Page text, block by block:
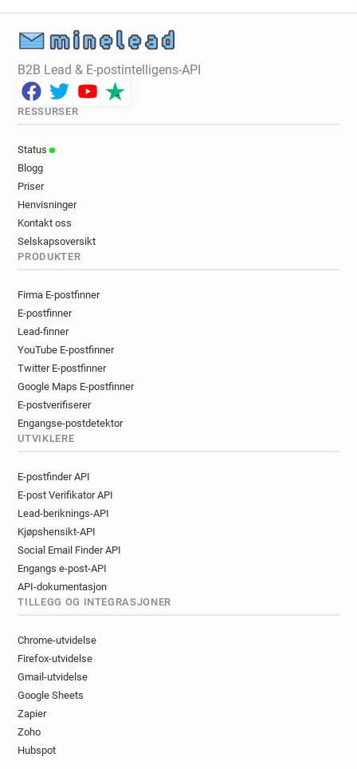
B2B Lead & E-postintelligens-API
RESSURSER
Status
Blogg
Priser
Henvisninger
Kontakt oss
Selskapsoversikt
PRODUKTER
Firma E-postfinner
E-postfinner
Lead-finner
YouTube E-postfinner
Twitter E-postfinner
Google Maps E-postfinner
E-postverifiserer
Engangse-postdetektor
UTVIKLERE
E-postfinder API
E-post Verifikator API
Lead-beriknings-API
Kjøpshensikt-API
Social Email Finder API
Engangs e-post-API
API-dokumentasjon
TILLEGG OG INTEGRASJONER
Chrome-utvidelse
Firefox-utvidelse
Gmail-utvidelse
Google Sheets
Zapier
Zoho
Hubspot